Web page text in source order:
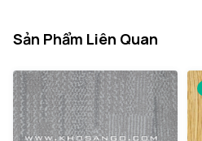
Sản Phẩm Liên Quan